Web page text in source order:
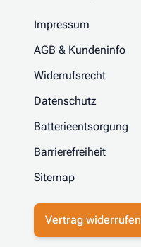
Impressum
AGB & Kundeninfo
Widerrufsrecht
Datenschutz
Batterieentsorgung
Barrierefreiheit
Sitemap
Vertrag widerrufen